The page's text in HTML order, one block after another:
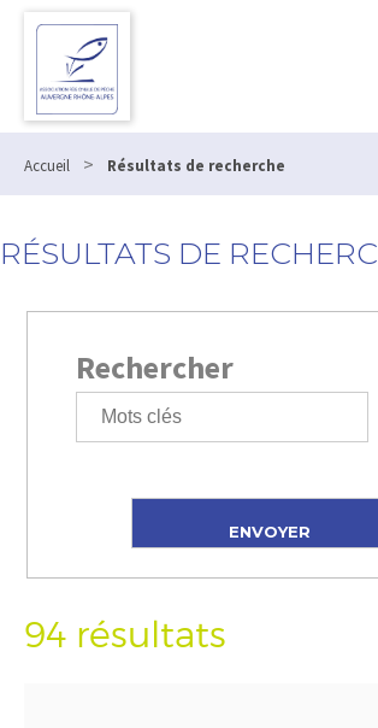
Accueil > Résultats de recherche
RÉSULTATS DE
Rechercher
94 résultats